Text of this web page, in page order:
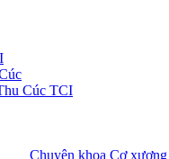
Cúc TCI
Chuyên khoa Cơ